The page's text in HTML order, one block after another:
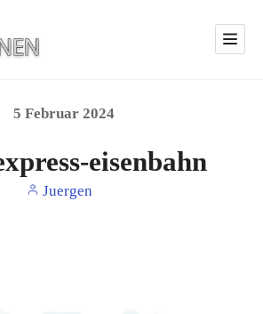
5 Februar 2024
eisenbahn
Juergen